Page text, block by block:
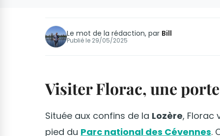
Le mot de la rédaction, par Bill
Publié le 29/05/2025
Visiter Florac, une
Située aux confins de la Lozère, Florac
pied du Parc national des Cévennes.